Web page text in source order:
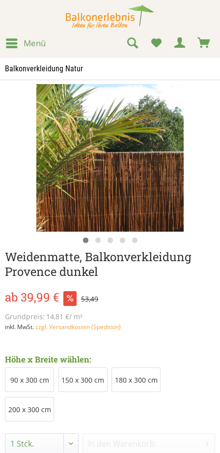
Menü
Balkonverkleidung Natur
Weidenmatte, Balkonverkleidung
Provence dunkel
ab 39,99 €
53,49
Grundpreis: 14,81 €/ m²
inkl. MwSt.zzgl. Versandkosten (Spedition)
Höhe x Breite wählen:
90 x 300 cm 150 x 300 cm 180 x 300 cm
200 x 300 cm
In den Warenkorb